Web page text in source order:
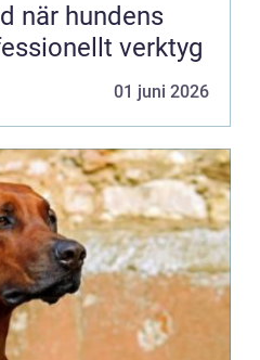
verktyg
01 juni 2026